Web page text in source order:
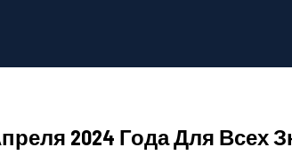
2024 Года Для Всех